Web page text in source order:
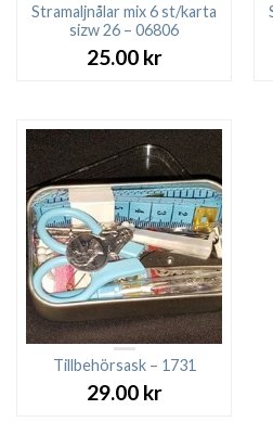
Stramaljnålar mix 6 st/karta
sizw 26 – 06806
25.00 kr
Tillbehörsask – 1731
29.00 kr